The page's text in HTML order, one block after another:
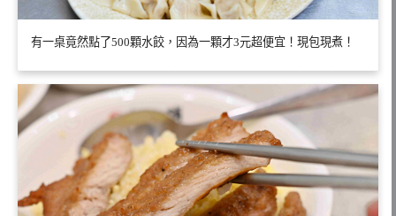
有一桌竟然點了500顆水餃，因為一顆才3元超便宜！現包現煮！